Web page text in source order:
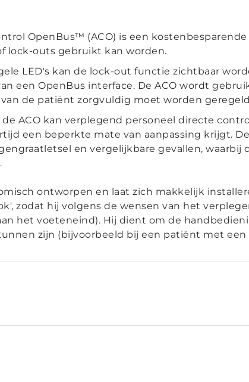
OpenBus™ (ACO) is een
lock-outs gebruikt kan worden.
LED's kan de lock-out functie zichtbaar
een OpenBus interface. De ACO wordt
de patiënt zorgvuldig moet worden
de ACO kan verplegend personeel directe
een beperkte mate van aanpassing krijgt.
en vergelijkbare gevallen,
ontworpen en laat zich makkelijk
zodat hij volgens de wensen van het
het voeteneind). Hij dient om de
zijn (bijvoorbeeld bij een patiënt met een